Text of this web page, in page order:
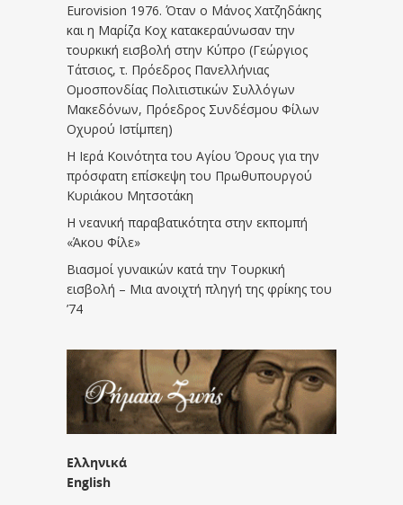
Eurovision 1976. Όταν ο Μάνος Χατζηδάκης
και η Μαρίζα Κοχ κατακεραύνωσαν την
τουρκική εισβολή στην Κύπρο (Γεώργιος
Τάτσιος, τ. Πρόεδρος Πανελλήνιας
Ομοσπονδίας Πολιτιστικών Συλλόγων
Μακεδόνων, Πρόεδρος Συνδέσμου Φίλων
Οχυρού Ιστίμπεη)
Η Ιερά Κοινότητα του Αγίου Όρους για την
πρόσφατη επίσκεψη του Πρωθυπουργού
Κυριάκου Μητσοτάκη
Η νεανική παραβατικότητα στην εκπομπή
«Άκου Φίλε»
Βιασμοί γυναικών κατά την Τουρκική
εισβολή – Μια ανοιχτή πληγή της φρίκης του
’74
Ελληνικά
English